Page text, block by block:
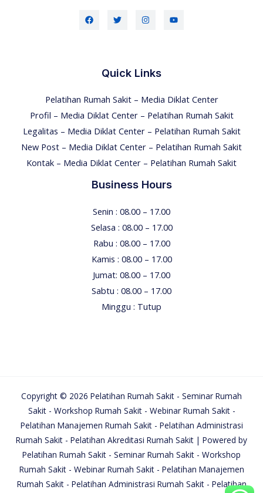
Quick Links
Pelatihan Rumah Sakit – Media Diklat Center
Profil – Media Diklat Center – Pelatihan Rumah Sakit
Legalitas – Media Diklat Center – Pelatihan Rumah Sakit
New Post – Media Diklat Center – Pelatihan Rumah Sakit
Kontak – Media Diklat Center – Pelatihan Rumah Sakit
Business Hours
Senin : 08.00 – 17.00
Selasa : 08.00 – 17.00
Rabu : 08.00 – 17.00
Kamis : 08.00 – 17.00
Jumat: 08.00 – 17.00
Sabtu : 08.00 – 17.00
Minggu : Tutup
Copyright © 2026 Pelatihan Rumah Sakit - Seminar Rumah
Sakit - Workshop Rumah Sakit - Webinar Rumah Sakit -
Pelatihan Manajemen Rumah Sakit - Pelatihan Administrasi
Rumah Sakit - Pelatihan Akreditasi Rumah Sakit | Powered by
Pelatihan Rumah Sakit - Seminar Rumah Sakit - Workshop
Rumah Sakit - Webinar Rumah Sakit - Pelatihan Manajemen
Rumah Sakit - Pelatihan Administrasi Rumah Sakit - Pelatihan